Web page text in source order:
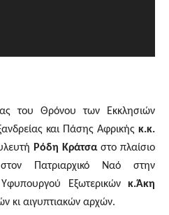
του Θρόνου των Εκκλησιών
και Πάσης Αφρικήςκ.κ.
Ρόδη Κράτσαστο πλαίσιο
Πατριαρχικό Ναό στην
Υφυπουργού Εξωτερικώνκ.Άκη
κι αιγυπτιακών αρχών.